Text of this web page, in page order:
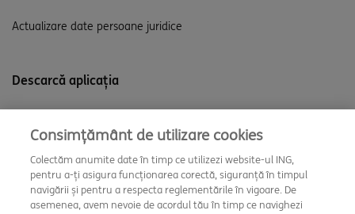
Actualizare date persoane juridice
Descarcă aplicația
Consimțământ de utilizare cookies
Colectăm anumite date în timp ce utilizezi website-ul ING,
pentru a-ți asigura funcționarea corectă, siguranță în timpul
navigării și pentru a respecta reglementările în vigoare. De
asemenea, avem nevoie de acordul tău în timp ce navighezi